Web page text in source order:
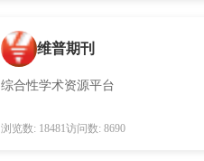
维普期刊
综合性学术资源平台
浏览数: 18481访问数: 8690